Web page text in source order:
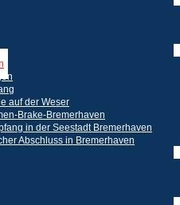
auf der Weser
Brake-Bremerhaven
in der Seestadt Bremerhaven
Abschluss in Bremerhaven